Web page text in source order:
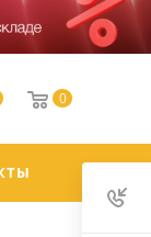
0